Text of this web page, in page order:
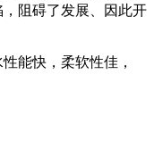
阻碍了发展、因此开
能快，柔软性佳，